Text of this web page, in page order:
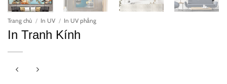
Trang chủ / In UV / In UV phẳng
In Tranh Kính